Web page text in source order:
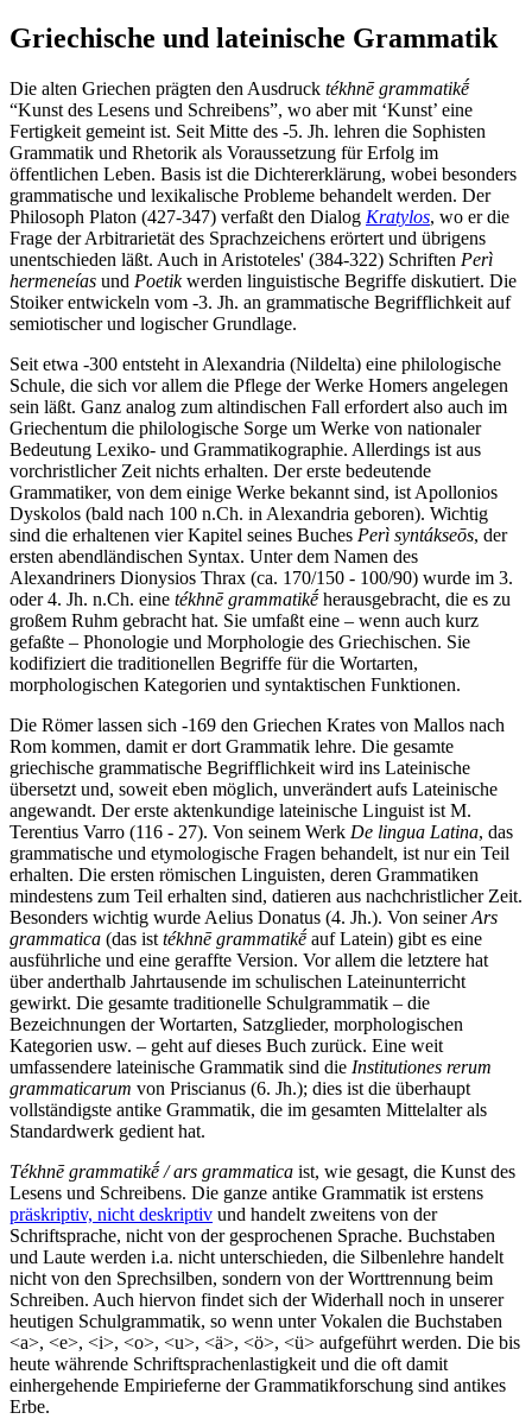
Griechische und lateinische Grammatik
Die alten Griechen prägten den Ausdruck tékhnē grammatikḗ
“Kunst des Lesens und Schreibens”, wo aber mit ‘Kunst’ eine
Fertigkeit gemeint ist. Seit Mitte des -5. Jh. lehren die Sophisten
Grammatik und Rhetorik als Voraussetzung für Erfolg im
öffentlichen Leben. Basis ist die Dichtererklärung, wobei besonders
grammatische und lexikalische Probleme behandelt werden. Der
Philosoph Platon (427-347) verfaßt den Dialog Kratylos, wo er die
Frage der Arbitrarietät des Sprachzeichens erörtert und übrigens
unentschieden läßt. Auch in Aristoteles' (384-322) Schriften Perì
hermeneías und Poetikwerden linguistische Begriffe diskutiert. Die
Stoiker entwickeln vom -3. Jh. an grammatische Begrifflichkeit auf
semiotischer und logischer Grundlage.
Seit etwa -300 entsteht in Alexandria (Nildelta) eine philologische
Schule, die sich vor allem die Pflege der Werke Homers angelegen
sein läßt. Ganz analog zum altindischen Fall erfordert also auch im
Griechentum die philologische Sorge um Werke von nationaler
Bedeutung Lexiko- und Grammatikographie. Allerdings ist aus
vorchristlicher Zeit nichts erhalten. Der erste bedeutende
Grammatiker, von dem einige Werke bekannt sind, ist Apollonios
Dyskolos (bald nach 100 n.Ch. in Alexandria geboren). Wichtig
sind die erhaltenen vier Kapitel seines Buches Perì syntákseōs, der
ersten abendländischen Syntax. Unter dem Namen des
Alexandriners Dionysios Thrax (ca. 170/150 - 100/90) wurde im 3.
oder 4. Jh. n.Ch. eine tékhnē grammatikḗherausgebracht, die es zu
großem Ruhm gebracht hat. Sie umfaßt eine – wenn auch kurz
gefaßte – Phonologie und Morphologie des Griechischen. Sie
kodifiziert die traditionellen Begriffe für die Wortarten,
morphologischen Kategorien und syntaktischen Funktionen.
Die Römer lassen sich -169 den Griechen Krates von Mallos nach
Rom kommen, damit er dort Grammatik lehre. Die gesamte
griechische grammatische Begrifflichkeit wird ins Lateinische
übersetzt und, soweit eben möglich, unverändert aufs Lateinische
angewandt. Der erste aktenkundige lateinische Linguist ist M.
Terentius Varro (116 - 27). Von seinem Werk De lingua Latina, das
grammatische und etymologische Fragen behandelt, ist nur ein Teil
erhalten. Die ersten römischen Linguisten, deren Grammatiken
mindestens zum Teil erhalten sind, datieren aus nachchristlicher Zeit.
Besonders wichtig wurde Aelius Donatus (4. Jh.). Von seinerArs
grammatica (das ist tékhnē grammatikḗauf Latein) gibt es eine
ausführliche und eine geraffte Version. Vor allem die letztere hat
über anderthalb Jahrtausende im schulischen Lateinunterricht
gewirkt. Die gesamte traditionelle Schulgrammatik – die
Bezeichnungen der Wortarten, Satzglieder, morphologischen
Kategorien usw. – geht auf dieses Buch zurück. Eine weit
umfassendere lateinische Grammatik sind die Institutiones rerum
grammaticarum von Priscianus (6. Jh.); dies ist die überhaupt
vollständigste antike Grammatik, die im gesamten Mittelalter als
Standardwerk gedient hat.
Tékhnē grammatikḗ / ars grammatica ist, wie gesagt, die Kunst des
Lesens und Schreibens. Die ganze antike Grammatik ist erstens
präskriptiv, nicht deskriptiv und handelt zweitens von der
Schriftsprache, nicht von der gesprochenen Sprache. Buchstaben
und Laute werden i.a. nicht unterschieden, die Silbenlehre handelt
nicht von den Sprechsilben, sondern von der Worttrennung beim
Schreiben. Auch hiervon findet sich der Widerhall noch in unserer
heutigen Schulgrammatik, so wenn unter Vokalen die Buchstaben
<a>, <e>, <i>, <o>, <u>, <ä>, <ö>, <ü> aufgeführt werden. Die bis
heute währende Schriftsprachenlastigkeit und die oft damit
einhergehende Empirieferne der Grammatikforschung sind antikes
Erbe.